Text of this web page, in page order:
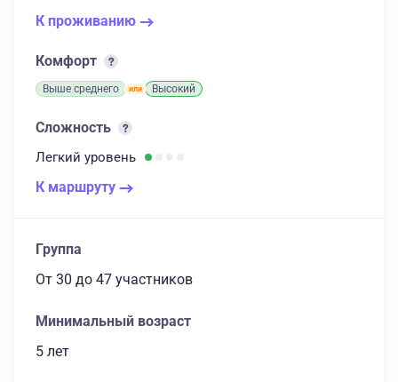
К проживанию
Комфорт
Выше среднего Высокий
Сложность
Легкий уровень
К маршруту
Группа
От 30 до 47 участников
Минимальный возраст
5 лет